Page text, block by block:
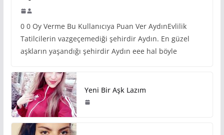
0 0 Oy Verme Bu Kullanıcıya Puan Ver AydınEvlilik
Tatilcilerin vazgeçemediği şehirdir Aydın. En güzel
aşkların yaşandığı şehirdir Aydın eee hal böyle
Yeni Bir Aşk Lazım